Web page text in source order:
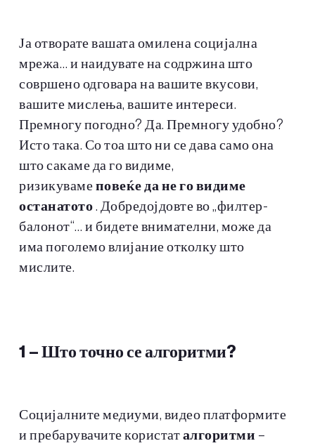
Ја отворате вашата омилена социјална
мрежа… и наидувате на содржина што
совршено одговара на вашите вкусови,
вашите мислења, вашите интереси.
Премногу погодно? Да. Премногу удобно?
Исто така. Со тоа што ни се дава само она
што сакаме да го видиме,
ризикуваме повеќе да не го видиме
останатото . Добредојдовте во „филтер-
балонот“… и бидете внимателни, може да
има поголемо влијание отколку што
мислите.
1 –Што точно се алгоритми?
Социјалните медиуми, видео платформите
и пребарувачите користат алгоритми –